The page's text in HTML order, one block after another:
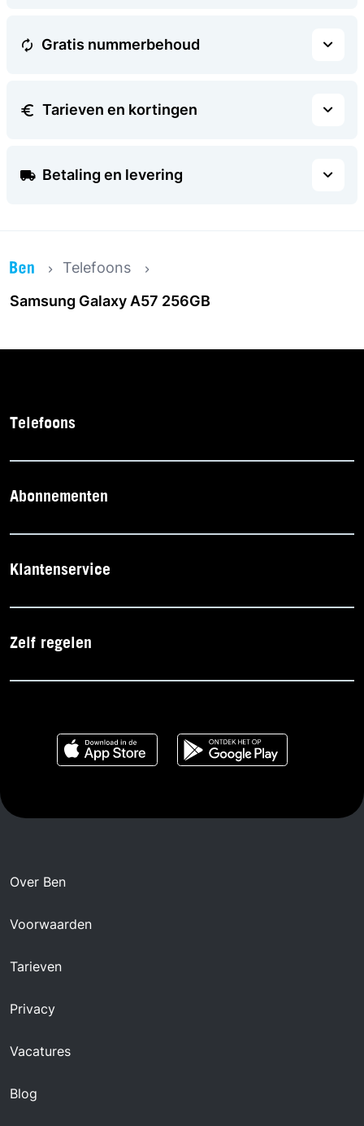
Gratis nummerbehoud
Tarieven en kortingen
Betaling en levering
Telefoons
Samsung Galaxy A57 256GB
Telefoons
Abonnementen
Klantenservice
Zelf regelen
Over Ben
Voorwaarden
Tarieven
Privacy
Vacatures
Blog